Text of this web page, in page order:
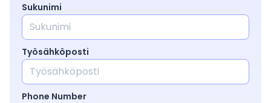
Sukunimi
Työsähköposti
Phone Number